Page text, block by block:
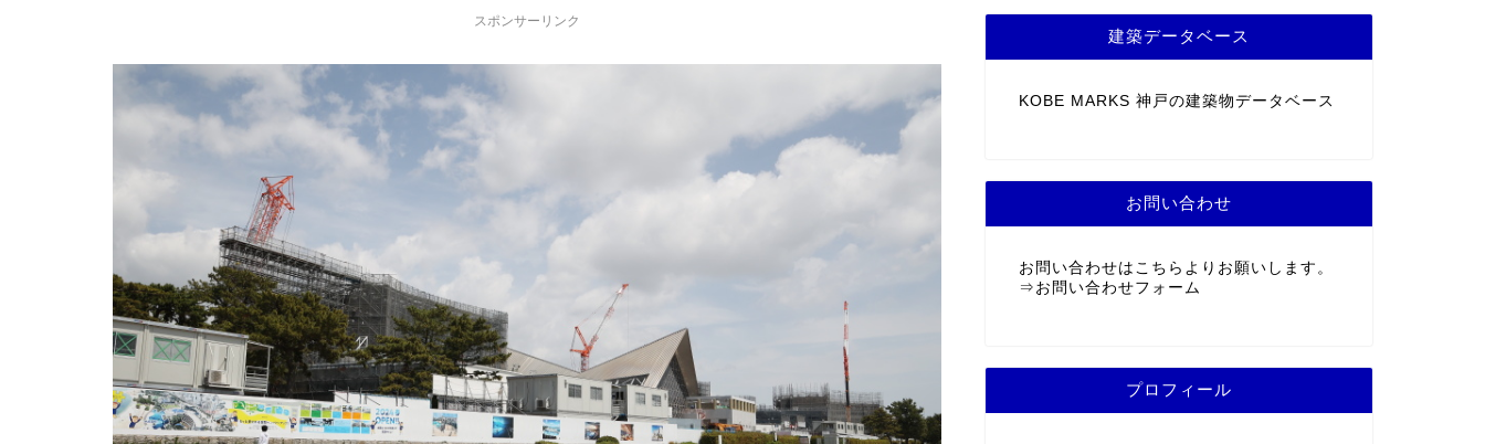
スポンサーリンク
建築データベース
KOBE MARKS 神戸の建築物データベース
お問い合わせ
お問い合わせはこちらよりお願いします。
⇒ お問い合わせフォーム
プロフィール